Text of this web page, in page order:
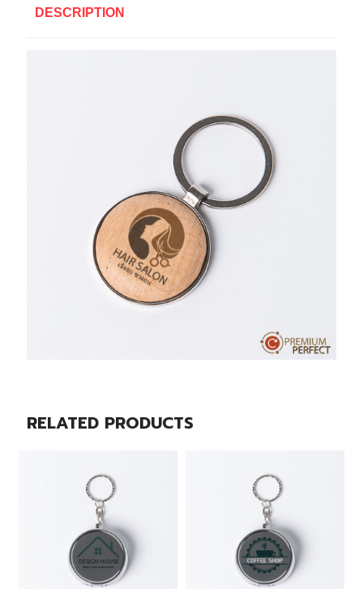
DESCRIPTION
RELATED PRODUCTS